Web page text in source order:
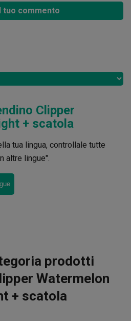
tuo commento
Clipper
+ scatola
tua lingua, controllale tutte
altre lingue".
prodotti
Watermelon
+ scatola